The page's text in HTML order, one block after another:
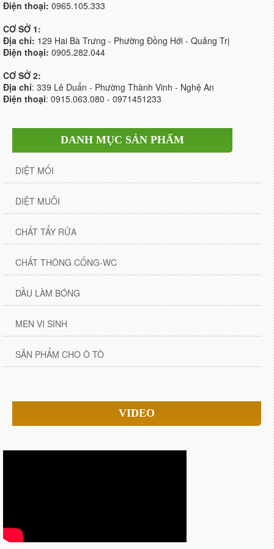
Điện thoại: 0965.105.333
CƠ SỞ 1:
Địa chỉ: 129 Hai Bà Trưng - Phường Đồng Hới - Quảng Trị
Điện thoại: 0905.282.044
CƠ SỞ 2:
Địa chỉ: 339 Lê Duẩn - Phường Thành Vinh - Nghệ An
Điện thoại: 0915.063.080 - 0971451233
DANH MỤC SẢN PHẨM
DIỆT MỐI
DIỆT MUỖI
CHẤT TẨY RỬA
CHẤT THÔNG CỐNG-WC
DẦU LÀM BÓNG
MEN VI SINH
SẢN PHẨM CHO Ô TÔ
VIDEO